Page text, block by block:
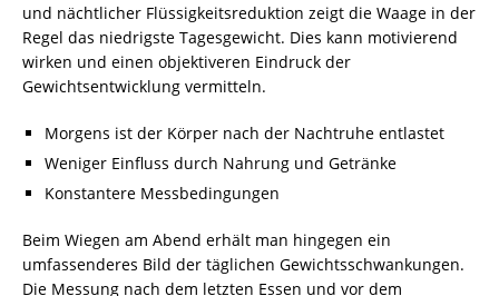
und nächtlicher Flüssigkeitsreduktion zeigt die Waage in der
Regel das niedrigste Tagesgewicht. Dies kann motivierend
wirken und einen objektiveren Eindruck der
Gewichtsentwicklung vermitteln.
Morgens ist der Körper nach der Nachtruhe entlastet
Weniger Einfluss durch Nahrung und Getränke
Konstantere Messbedingungen
Beim Wiegen am Abend erhält man hingegen ein
umfassenderes Bild der täglichen Gewichtsschwankungen.
Die Messung nach dem letzten Essen und vor dem